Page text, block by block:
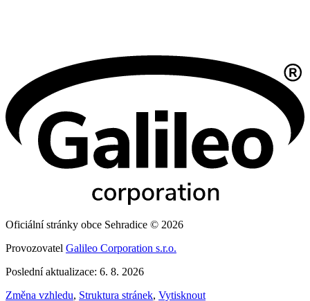
Oficiální stránky obce Sehradice © 2026
Provozovatel Galileo Corporation s.r.o.
Poslední aktualizace: 6. 8. 2026
Změna vzhledu, Struktura stránek, Vytisknout